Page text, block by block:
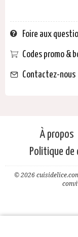
Foire aux
Codes promo &
Contactez-nous
À propos
Politique
© 2026